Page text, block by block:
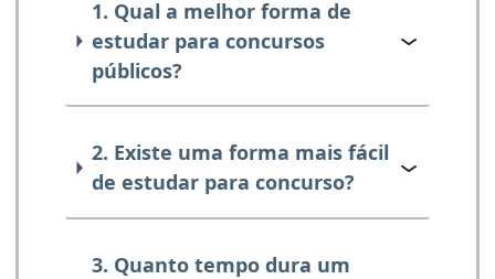
1. Qual a melhor forma de
estudar para concursos
públicos?
2. Existe uma forma mais fácil
de estudar para concurso?
3. Quanto tempo dura um